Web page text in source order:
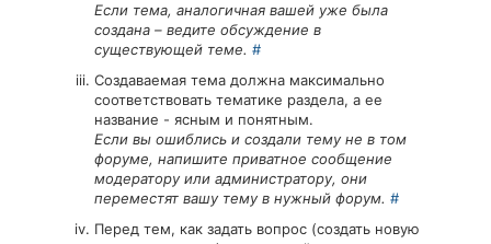
Если тема, аналогичная вашей уже была
создана – ведите обсуждение в
существующей теме. #
Создаваемая тема должна максимально
соответствовать тематике раздела, а ее
название - ясным и понятным.
Если вы ошиблись и создали тему не в том
форуме, напишите приватное сообщение
модератору или администратору, они
переместят вашу тему в нужный форум. #
Перед тем, как задать вопрос (создать новую